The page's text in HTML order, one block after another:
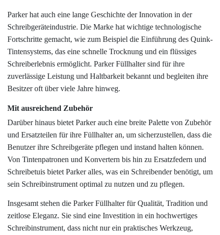
Parker hat auch eine lange Geschichte der Innovation in der
Schreibgeräteindustrie. Die Marke hat wichtige technologische
Fortschritte gemacht, wie zum Beispiel die Einführung des Quink-
Tintensystems, das eine schnelle Trocknung und ein flüssiges
Schreiberlebnis ermöglicht. Parker Füllhalter sind für ihre
zuverlässige Leistung und Haltbarkeit bekannt und begleiten ihre
Besitzer oft über viele Jahre hinweg.
Mit ausreichend Zubehör
Darüber hinaus bietet Parker auch eine breite Palette von Zubehör
und Ersatzteilen für ihre Füllhalter an, um sicherzustellen, dass die
Benutzer ihre Schreibgeräte pflegen und instand halten können.
Von Tintenpatronen und Konvertern bis hin zu Ersatzfedern und
Schreibetuis bietet Parker alles, was ein Schreibender benötigt, um
sein Schreibinstrument optimal zu nutzen und zu pflegen.
Insgesamt stehen die Parker Füllhalter für Qualität, Tradition und
zeitlose Eleganz. Sie sind eine Investition in ein hochwertiges
Schreibinstrument, dass nicht nur ein praktisches Werkzeug,